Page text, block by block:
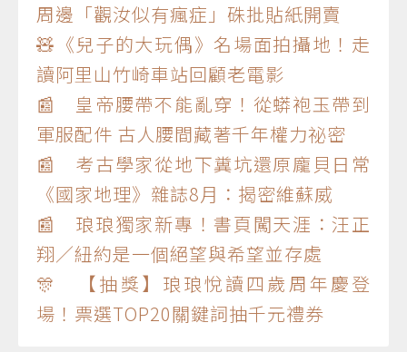
周邊「觀汝似有瘋症」硃批貼紙開賣
🧸《兒子的大玩偶》名場面拍攝地！走
讀阿里山竹崎車站回顧老電影
📰 皇帝腰帶不能亂穿！從蟒袍玉帶到
軍服配件 古人腰間藏著千年權力祕密
📰 考古學家從地下糞坑還原龐貝日常
《國家地理》雜誌8月：揭密維蘇威
📰 琅琅獨家新專！書頁闖天涯：汪正
翔／紐約是一個絕望與希望並存處
🎊 【抽獎】琅琅悅讀四歲周年慶登
場！票選TOP20關鍵詞抽千元禮券